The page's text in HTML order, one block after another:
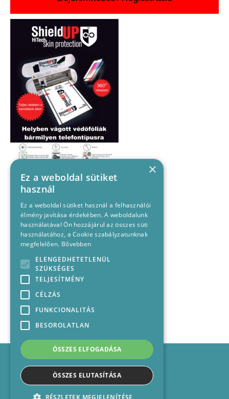
Impresszum
Médiajánlat
Felhasználási feltételek
×
Ez a weboldal sütiket
használ
Ez a weboldal sütiket használ a felhasználói
élmény javítása érdekében. A weboldalunk
használatával Ön hozzájárul az összes süti
használatához, a Cookie szabályzatunknak
megfelelően. Bővebben
ELENGEDHETETLENÜL
SZÜKSÉGES
TELJESÍTMÉNY
CÉLZÁS
FUNKCIONALITÁS
BESOROLATLAN
ÖSSZES ELFOGADÁSA
ÖSSZES ELUTASÍTÁSA
RÉSZLETEK MEGJELENÍTÉSE